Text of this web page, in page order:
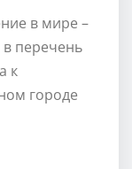
в мире –
перечень
к
городе